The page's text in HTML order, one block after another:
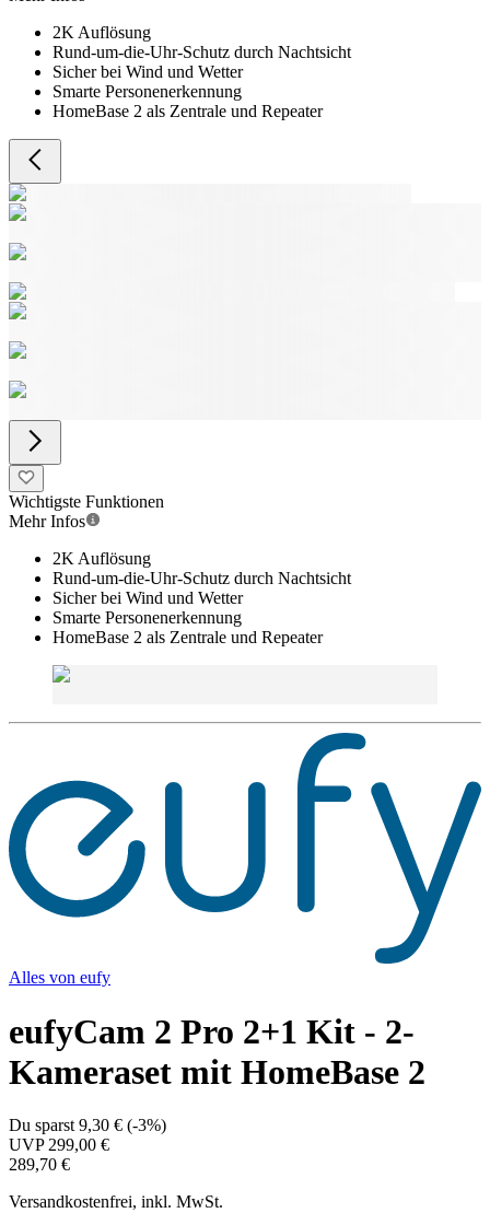
2K Auflösung
Rund-um-die-Uhr-Schutz durch Nachtsicht
Sicher bei Wind und Wetter
Smarte Personenerkennung
HomeBase 2 als Zentrale und Repeater
Wichtigste Funktionen
Mehr Infos
2K Auflösung
Rund-um-die-Uhr-Schutz durch Nachtsicht
Sicher bei Wind und Wetter
Smarte Personenerkennung
HomeBase 2 als Zentrale und Repeater
Alles von eufy
eufyCam 2 Pro 2+1 Kit - 2-
Kameraset mit HomeBase 2
Du sparst 9,30 € (-3%)
UVP 299,00 €
289,70 €
Versandkostenfrei, inkl. MwSt.